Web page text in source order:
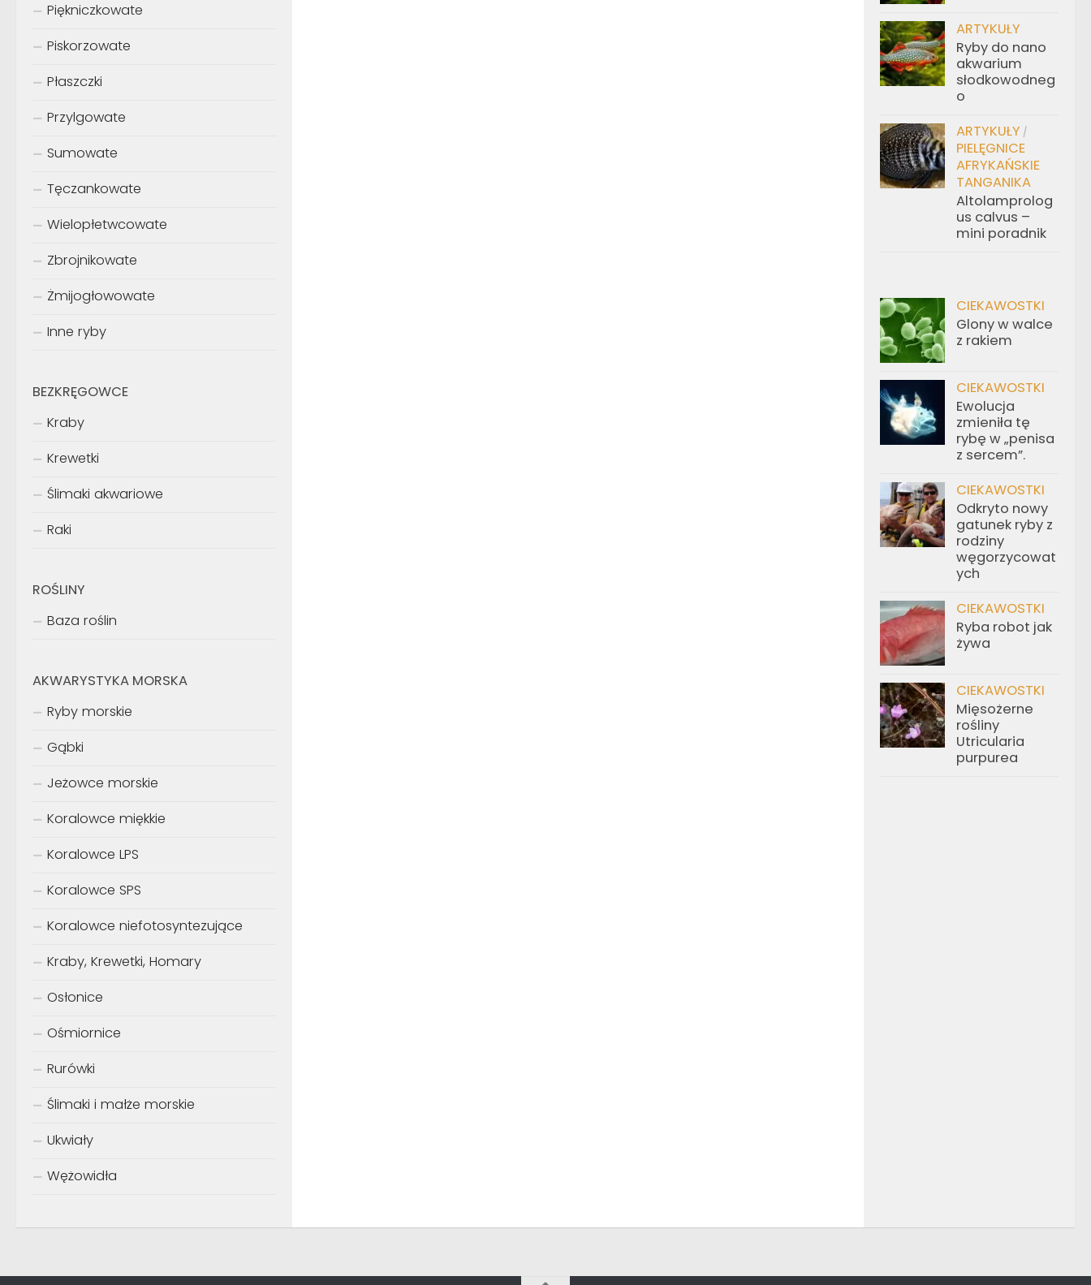
Piękniczkowate
Piskorzowate
Płaszczki
Przylgowate
Sumowate
Tęczankowate
Wielopłetwcowate
Zbrojnikowate
Żmijogłowowate
Inne ryby
BEZKRĘGOWCE
Kraby
Krewetki
Ślimaki akwariowe
Raki
ROŚLINY
Baza roślin
AKWARYSTYKA MORSKA
Ryby morskie
Gąbki
Jeżowce morskie
Koralowce miękkie
Koralowce LPS
Koralowce SPS
Koralowce niefotosyntezujące
Kraby, Krewetki, Homary
Osłonice
Ośmiornice
Rurówki
Ślimaki i małże morskie
Ukwiały
Wężowidła
ARTYKUŁY
Ryby do nano
akwarium
słodkowodneg
o
ARTYKUŁY /
PIELĘGNICE
AFRYKAŃSKIE
TANGANIKA
Altolamprolog
us calvus –
mini poradnik
CIEKAWOSTKI
Glony w walce
z rakiem
CIEKAWOSTKI
Ewolucja
zmieniła tę
rybę w „penisa
z sercem”.
CIEKAWOSTKI
Odkryto nowy
gatunek ryby z
rodziny
węgorzycowat
ych
CIEKAWOSTKI
Ryba robot jak
żywa
CIEKAWOSTKI
Mięsożerne
rośliny
Utricularia
purpurea